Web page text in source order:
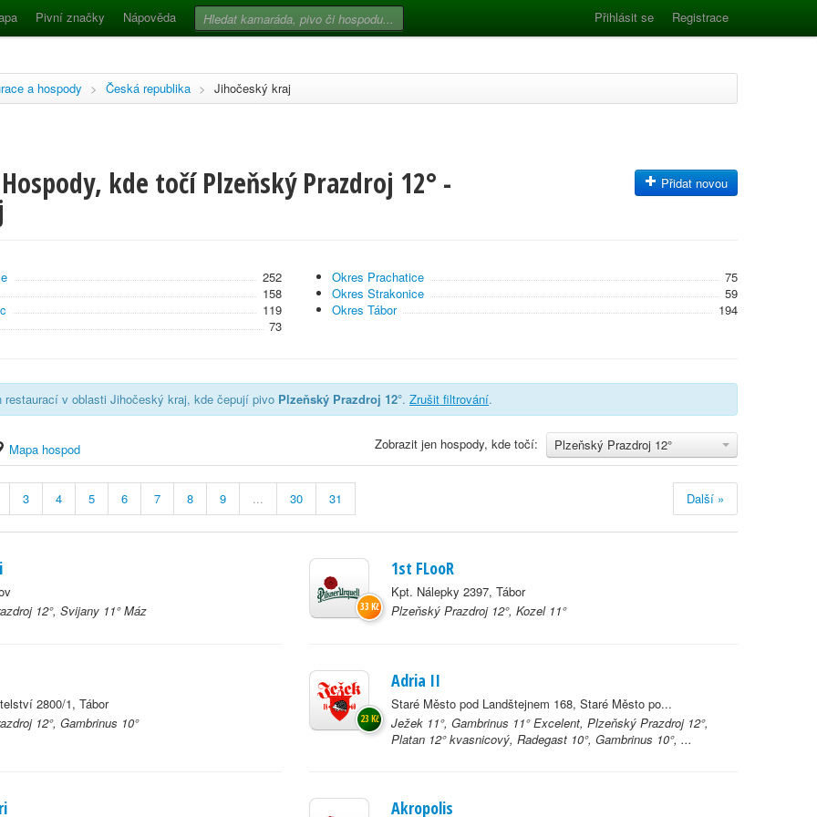
Pivní značky Nápověda Přihlásit se Registrace
a hospody > Česká republika > Jihočeský kraj
kde točí Plzeňský Prazdroj 12° - Přidat novou
252
158
119
73
Okres Prachatice
75
Okres Strakonice
59
Okres Tábor
194
v oblasti Jihočeský kraj, kde čepují pivo Plzeňský Prazdroj 12°. Zrušit filtrování.
Plzeňský Prazdroj 12°
Zobrazit jen hospody, kde točí:
Mapa hospod
3 4 5 6 7 8 9 ... 30 31 Další »
12°, Svijany 11° Máz
1st FLooR
Kpt. Nálepky 2397, Tábor
Plzeňský Prazdroj 12°, Kozel 11°
33 Kč
2800/1, Tábor
12°, Gambrinus 10°
Adria II
Staré Město pod Landštejnem 168, Staré Město po...
Ježek 11°, Gambrinus 11° Excelent, Plzeňský Prazdroj 12°,
Platan 12° kvasnicový, Radegast 10°, Gambrinus 10°, ...
23 Kč
Akropolis